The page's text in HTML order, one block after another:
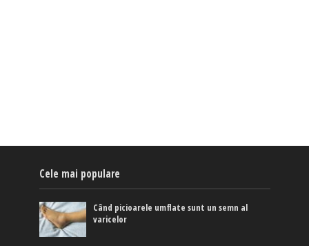
Cele mai populare
Când picioarele umflate sunt un semn al
varicelor